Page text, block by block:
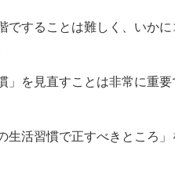
することは難しく、いか
」を見直すことは非常に重
生活習慣で正すべきところ